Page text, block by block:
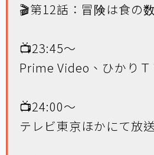
🎬第12話：冒険は食の
📺23:45～
Prime Video、ひかり
📺24:00～
テレビ東京ほかにて放送